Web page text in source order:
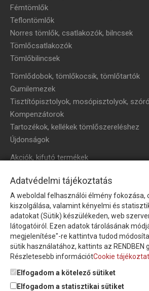
Fémtömlők
Teflontömlők
Norres tömlők, csatlakozók, bilncsek
Tömlőcsatlakozók
Tömlőbilincsek
Tömlődobok, tömlőkocsik, tömlőtartók
Gumilemezek
Tisztítópisztolyok, mosópisztolyok,
Kompenzátorok
Tartozékok, kellékek tömlőszereléshez
Újdonságok
Akciók, kifutó termékek
HÍRLEVÉL
Íratkozzon fel hírlevelünkre!
Feliratkozom a hírlevélre és
tájékoztatót elolvastam, megismertem
Adatvédelmi tájékoztatás
A weboldal felhasználói élmény fokozása,
kiszolgálása, valamint kényelmi és
adatokat (Sütik) készülékeden, web
látogatóiról. Ezen adatok tárolásának
megjelenítése"-re kattintva tudod
sütik használatához, kattints az RENDBEN
Részletesebb információtCookie
Elfogadom a kötelező sütiket
Elfogadom a statisztikai sütiket